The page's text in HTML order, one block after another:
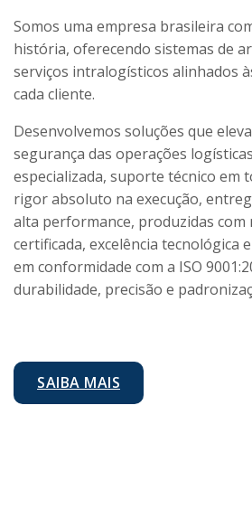
Somos uma empresa brasileira
história, oferecendo sistemas de
serviços intralogísticos alinhados
cada cliente.
Desenvolvemos soluções que
segurança das operações
especializada, suporte técnico em
rigor absoluto na execução,
alta performance, produzidas
certificada, excelência tecnológica
em conformidade com a ISO
durabilidade, precisão e
SAIBA MAIS